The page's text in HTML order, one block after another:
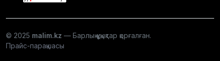
© 2025 malim.kz — Барлық құқықтар қорғалған.
Прайс-парақшасы